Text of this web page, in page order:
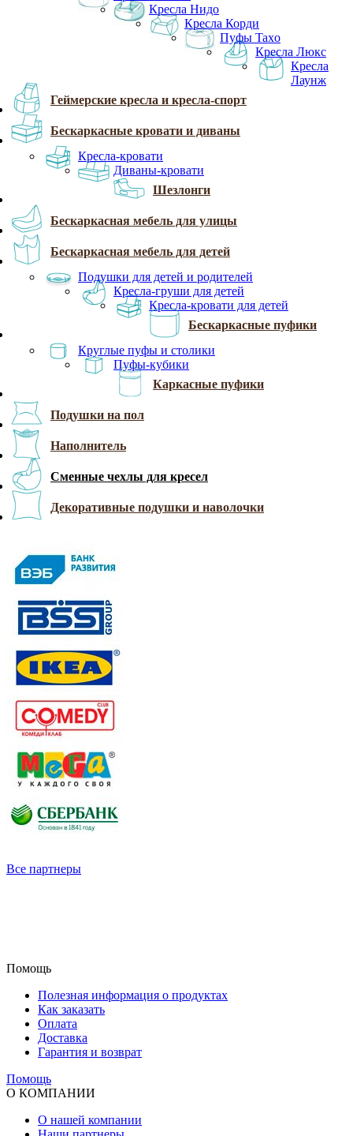
Кресла Нидо
Кресла Корди
Пуфы Taxo
Кресла Люкс
Кресла
Лаунж
Геймерские кресла и кресла-спорт
Бескаркасные кровати и диваны
Кресла-кровати
Диваны-кровати
Шезлонги
Бескаркасная мебель для улицы
Бескаркасная мебель для детей
Подушки для детей и родителей
Кресла-груши для детей
Кресла-кровати для детей
Бескаркасные пуфики
Круглые пуфы и столики
Пуфы-кубики
Каркасные пуфики
Подушки на пол
Наполнитель
Сменные чехлы для кресел
Декоративные подушки и наволочки
Все партнеры
Помощь
Полезная информация о продуктах
Как заказать
Оплата
Доставка
Гарантия и возврат
Помощь
О КОМПАНИИ
О нашей компании